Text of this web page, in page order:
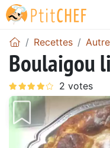
Recettes Autre
Boulaigou